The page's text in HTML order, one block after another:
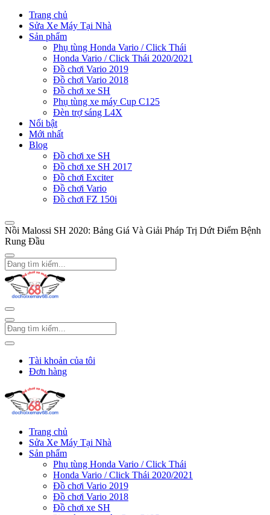
Trang chủ
Sửa Xe Máy Tại Nhà
Sản phẩm
Phụ tùng Honda Vario / Click Thái
Honda Vario / Click Thái 2020/2021
Đồ chơi Vario 2019
Đồ chơi Vario 2018
Đồ chơi xe SH
Phụ tùng xe máy Cup C125
Đèn trợ sáng L4X
Nổi bật
Mới nhất
Blog
Đồ chơi xe SH
Đồ chơi xe SH 2017
Đồ chơi Exciter
Đồ chơi Vario
Đồ chơi FZ 150i
Nồi Malossi SH 2020: Bảng Giá Và Giải Pháp Trị Dứt Điểm Bệnh
Rung Đầu
Tài khoản của tôi
Đơn hàng
Trang chủ
Sửa Xe Máy Tại Nhà
Sản phẩm
Phụ tùng Honda Vario / Click Thái
Honda Vario / Click Thái 2020/2021
Đồ chơi Vario 2019
Đồ chơi Vario 2018
Đồ chơi xe SH